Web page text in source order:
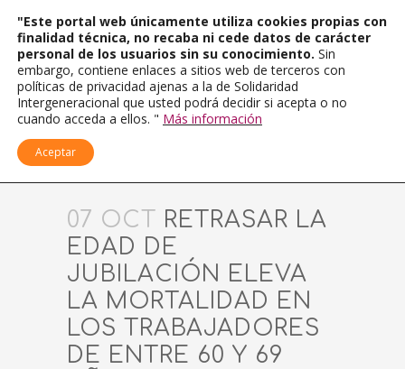
07 OCT
RETRASAR LA
EDAD DE
JUBILACIÓN ELEVA
LA MORTALIDAD EN
LOS TRABAJADORES
DE ENTRE 60 Y 69
"Este portal web únicamente utiliza cookies propias con
finalidad técnica, no recaba ni cede datos de carácter
personal de los usuarios sin su conocimiento. Sin
embargo, contiene enlaces a sitios web de terceros con
políticas de privacidad ajenas a la de Solidaridad
Intergeneracional que usted podrá decidir si acepta o no
cuando acceda a ellos. " Más información
Aceptar